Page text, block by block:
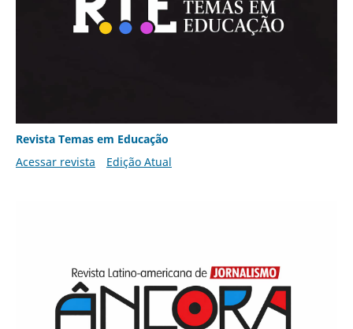
Revista Temas em Educação
Acessar revista
Edição Atual